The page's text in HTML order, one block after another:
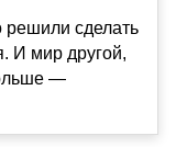
решили сделать
И мир другой,
—